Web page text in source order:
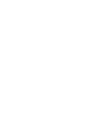
2024 basado,
de síntesis que
de 2023.
entre las
“un tiempo de
será “difícil
lo que